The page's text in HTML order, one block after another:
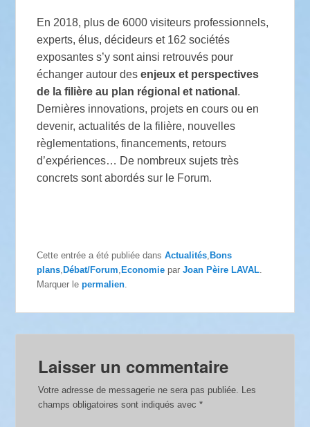
En 2018, plus de 6000 visiteurs professionnels,
experts, élus, décideurs et 162 sociétés
exposantes s’y sont ainsi retrouvés pour
échanger autour desenjeux et perspectives
de la filière au plan régional et national .
Dernières innovations, projets en cours ou en
devenir, actualités de la filière, nouvelles
règlementations, financements, retours
d’expériences… De nombreux sujets très
concrets sont abordés sur le Forum.
Cette entrée a été publiée dansActualités Bons
plans Débat/Forum Economie parJoan Pèire LAVAL
Marquer lepermalien
Laisser un commentaire
Votre adresse de messagerie ne sera pas publiée.
Les
champs obligatoires sont indiqués avec*